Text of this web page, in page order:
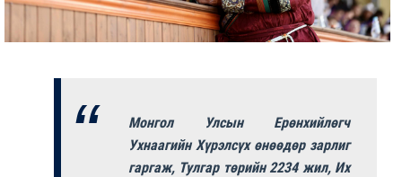
Монгол Улсын Ерөнхийлөгч
Ухнаагийн Хүрэлсүх өнөөдөр зарлиг
гаргаж, Тулгар төрийн 2234 жил, Их